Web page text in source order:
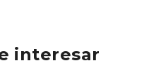
interesar